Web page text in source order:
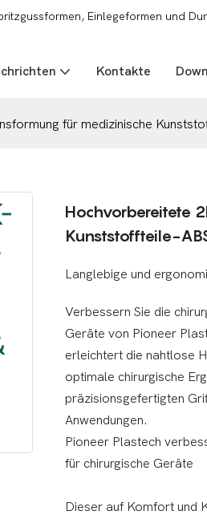
Einlegeformen und
Kontakte
für medizinische
Hochvorbereitete
Kunststoffteile-
Langlebige und
Verbessern Sie die
Geräte von Pioneer
erleichtert die nahtlose
optimale chirurgische
präzisionsgefertigten
Anwendungen.
Pioneer Plastech
für chirurgische Geräte
Dieser auf Komfort und